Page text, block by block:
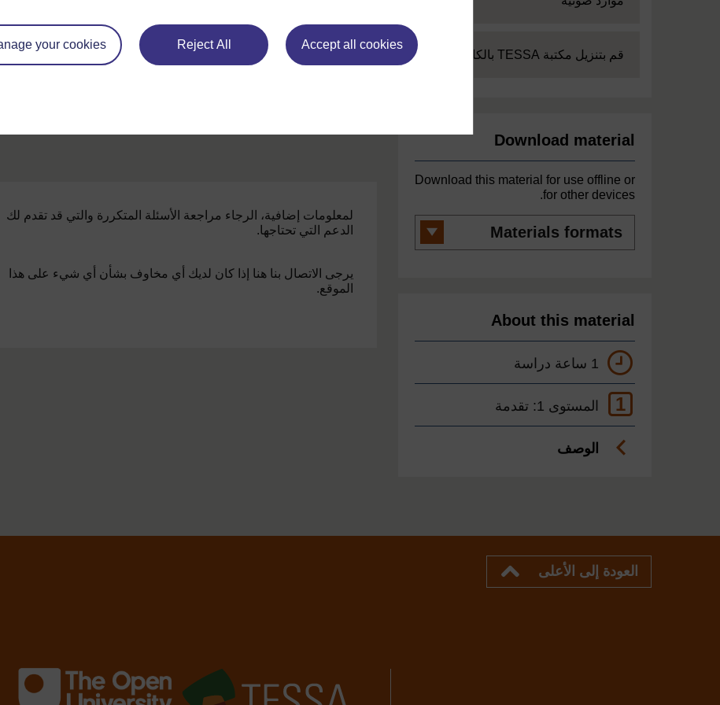
Accept all cookies
Reject All
your cookies
Expand
قم بتنزيل مكتبة TESSA بالكامل
Download material
Download this material for use offline or
for other devices.
Materials
formats
About this material
1 ساعة دراسة
1 المستوى 1: تقدمة
الوصف
لمعلومات إضافية، الرجاء مراجعة الأسئلة المتكررة والتي قد تقدم لك
الدعم التي تحتاجها.
يرجى الاتصال بنا هنا إذا كان لديك أي مخاوف بشأن أي شيء على هذا
الموقع.
العودة إلى الأعلى